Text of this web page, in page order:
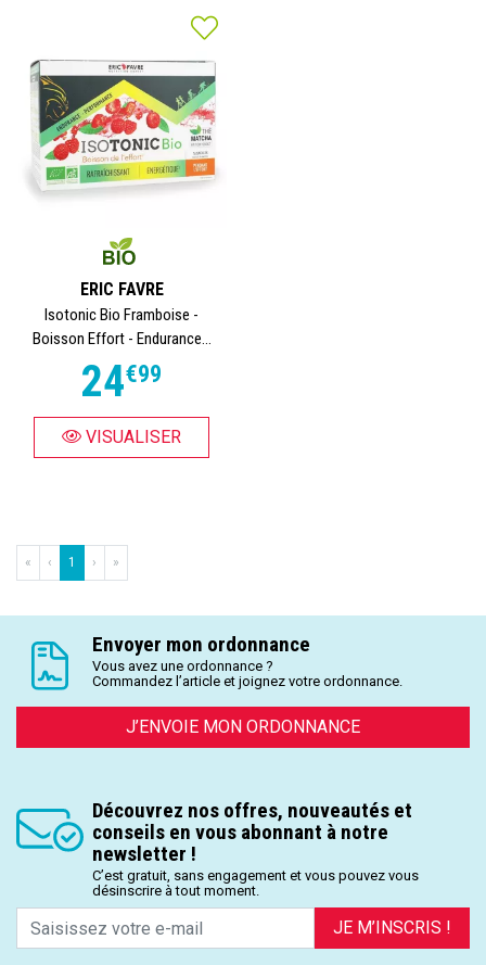
ERIC FAVRE
Isotonic Bio Framboise -
Boisson Effort - Endurance...
24€99
VISUALISER
« ‹ 1 › »
Envoyer mon ordonnance
Vous avez une ordonnance ?
Commandez l’article et joignez votre ordonnance.
J’ENVOIE MON ORDONNANCE
Découvrez nos offres, nouveautés et
conseils en vous abonnant à notre
newsletter !
C’est gratuit, sans engagement et vous pouvez vous
désinscrire à tout moment.
JE M’INSCRIS !